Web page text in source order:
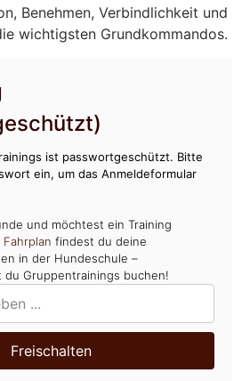
Benehmen, Verbindlichkeit und
wichtigsten Grundkommandos.
ist passwortgeschützt. Bitte
ein, um das Anmeldeformular
und möchtest ein Training
Fahrplan findest du deine
in der Hundeschule –
du Gruppentrainings buchen!
Freischalten